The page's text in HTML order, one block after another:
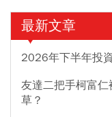
最新文章
2026年下半年投
友達二把手柯富
草？